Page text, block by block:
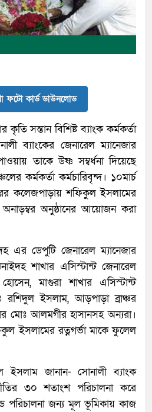
ফটো কার্ড ডাউনলোড
সন্তান বিশিষ্ট ব্যাংক কর্মকর্তা
ব্যাংকের জেনারেল ম্যানেজার
তাকে উষ্ণ সম্বর্ধনা দিয়েছে
কর্মকর্তা কর্মচারিবৃন্দ। ১০মার্চ
কলেজপাড়ায় শফিকুল ইসলামের
অনুষ্ঠানের আয়োজন করা
এর ডেপুটি জেনারেল ম্যানেজার
শাখার এসিস্টান্ট জেনারেল
মাগুরা শাখার এসিস্টান্ট
রশিদুল ইসলাম, আড়পাড়া ব্রাঞ্চর
মোঃ আলমগীর হাসানসহ অন্যরা।
ইসলামের রত্নগর্ভা মাকে ফুলেল
ইসলাম জানান- সোনালী ব্যাংক
৩০ শতাংশ পরিচালনা করে
পরিচালনা জন্য মূল ভূমিকায় কাজ